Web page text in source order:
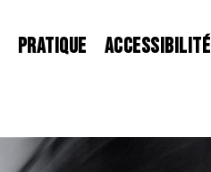
PRATIQUE ACCESSIBILITÉ